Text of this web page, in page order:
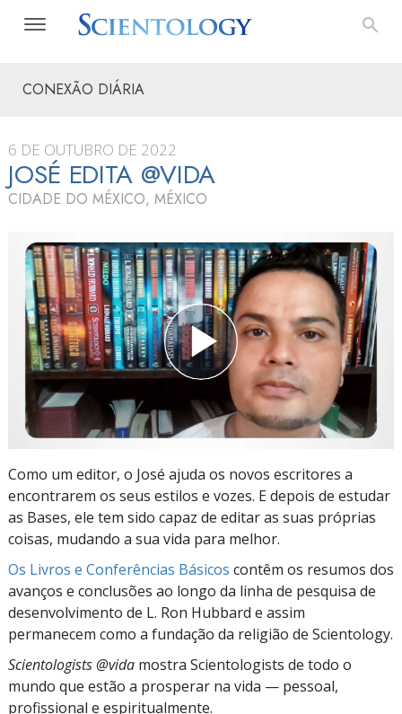
CONEXÃO DIÁRIA
6 DE OUTUBRO DE 2022
JOSÉ EDITA @VIDA
CIDADE DO MÉXICO, MÉXICO
Como um editor, o José ajuda os novos escritores a
encontrarem os seus estilos e vozes. E depois de estudar
as Bases, ele tem sido capaz de editar as suas próprias
coisas, mudando a sua vida para melhor.
Os Livros e Conferências Básicos contêm os resumos dos
avanços e conclusões ao longo da linha de pesquisa de
desenvolvimento de L. Ron Hubbard e assim
permanecem como a fundação da religião de Scientology.
Scientologists @vida mostra Scientologists de todo o
mundo que estão a prosperar na vida — pessoal,
profissional e espiritualmente.